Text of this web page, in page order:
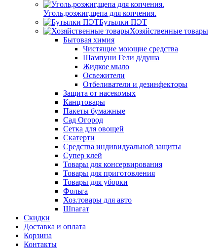
Уголь,розжиг,щепа для копчения.
Бутылки ПЭТ
Хозяйственные товары
Бытовая химия
Чистящие моющие средства
Шампуни Гели д/душа
Жидкое мыло
Освежители
Отбеливатели и дезинфекторы
Защита от насекомых
Канцтовары
Пакеты бумажные
Сад Огород
Сетка для овощей
Скатерти
Средства индивидуальной защиты
Супер клей
Товары для консервирования
Товары для приготовления
Товары для уборки
Фольга
Хоз.товары для авто
Шпагат
Скидки
Доставка и оплата
Корзина
Контакты